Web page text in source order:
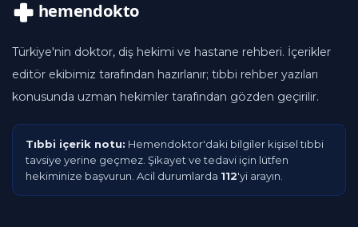
Türkiye'nin doktor, diş hekimi ve hastane rehberi. İçerikler
editör ekibimiz tarafından hazırlanır; tıbbi rehber yazıları
konusunda uzman hekimler tarafından gözden geçirilir.
Tıbbi içerik notu: Hemendoktor'daki bilgiler kişisel tıbbi
tavsiye yerine geçmez. Şikayet ve tedavi için lütfen
hekiminize başvurun. Acil durumlarda 112'yi arayın.